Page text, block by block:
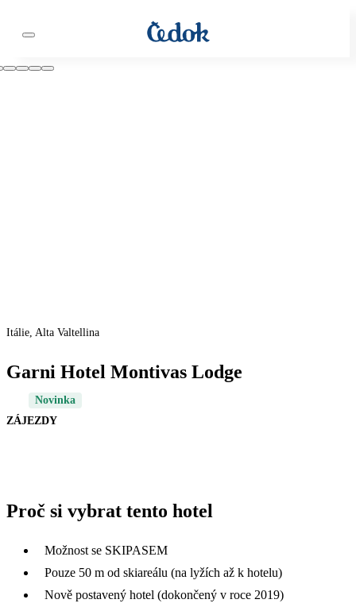
Itálie, Alta Valtellina
Garni Hotel Montivas Lodge
Novinka
ZÁJEZDY
Proč si vybrat tento hotel
Možnost se SKIPASEM
Pouze 50 m od skiareálu (na lyžích až k hotelu)
Nově postavený hotel (dokončený v roce 2019)